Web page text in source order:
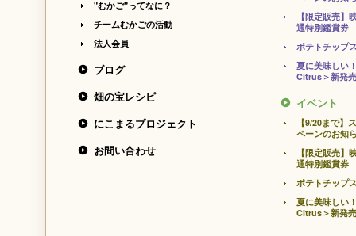
"むかご"ってなに？
チームむかごの活動
法人会員
ブログ
畑の宝レシピ
にこまるプロジェクト
お問い合わせ
【限定販売】
通特別鑑賞券
ポテトチップ
夏に美味しい
Citrus＞新発
イベント
【9/20まで】
ペーンのお知
【限定販売】
通特別鑑賞券
ポテトチップ
夏に美味しい
Citrus＞新発